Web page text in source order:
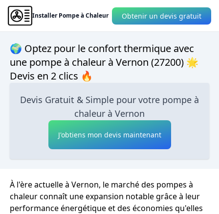
Installer Pompe à Chaleur Obtenir un devis gratuit
🌍 Optez pour le confort thermique avec
une pompe à chaleur à Vernon (27200) 🌟
Devis en 2 clics 🔥
Devis Gratuit & Simple pour votre pompe à
chaleur à Vernon
J'obtiens mon devis maintenant
À l'ère actuelle à Vernon, le marché des pompes à
chaleur connaît une expansion notable grâce à leur
performance énergétique et des économies qu'elles